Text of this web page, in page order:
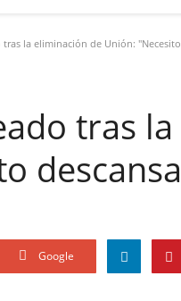
la eliminación de Unión:
tras
Google